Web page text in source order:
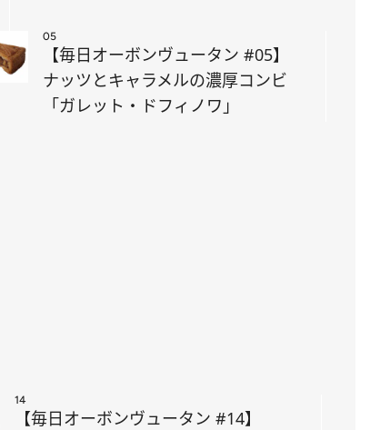
05
【毎日オーボンヴュータン #05】
ナッツとキャラメルの濃厚コンビ
「ガレット・ドフィノワ」
14
【毎日オーボンヴュータン #14】